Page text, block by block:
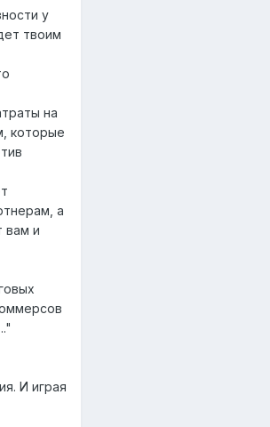
у
твоим
на
которые
а
вам и
И играя